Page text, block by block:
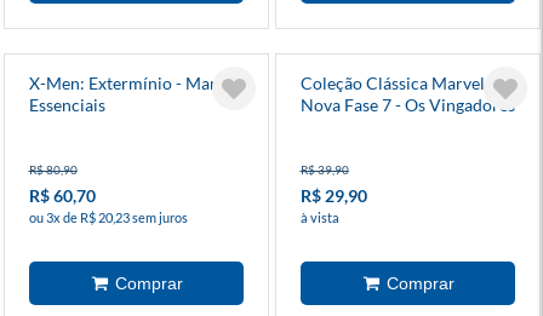
X-Men: Extermínio - Marvel
Essenciais
R$ 80,90
R$ 60,70
ou 3x de R$ 20,23 sem juros
Coleção Clássica Marvel:
Nova Fase 7 - Os Vingadores
R$ 39,90
R$ 29,90
à vista